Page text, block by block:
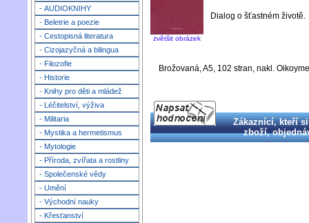
- AUDIOKNIHY
- Beletrie a poezie
- Cestopisná literatura
- Cizojazyčná a bilingua
- Filozofie
- Historie
- Knihy pro děti a mládež
- Léčitelství, výživa
- Militaria
- Mystika a hermetismus
- Mytologie
- Příroda, zvířata a rostliny
- Společenské vědy
- Umění
- Východní nauky
- Křesťanství
zvětšit obrázek
Dialog o šťastném životě.
Brožovaná, A5, 102 stran, nakl.
Zákaznící, kteří
zboží,